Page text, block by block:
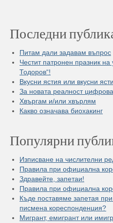
Последни
Питам дали задавам въпрос
Честит патронен празник
Тодоров“!
Вкусни ястия или вкусни
За новата реалност
Хвъргам и/или хвърлям
Какво означава биохакинг
Популярни
Изписване на числителни
Правила при официална
Здравейте, запетаи!
Правила при официална
Къде поставяме запетая
писмена кореспонденция?
Мигрант, емигрант или